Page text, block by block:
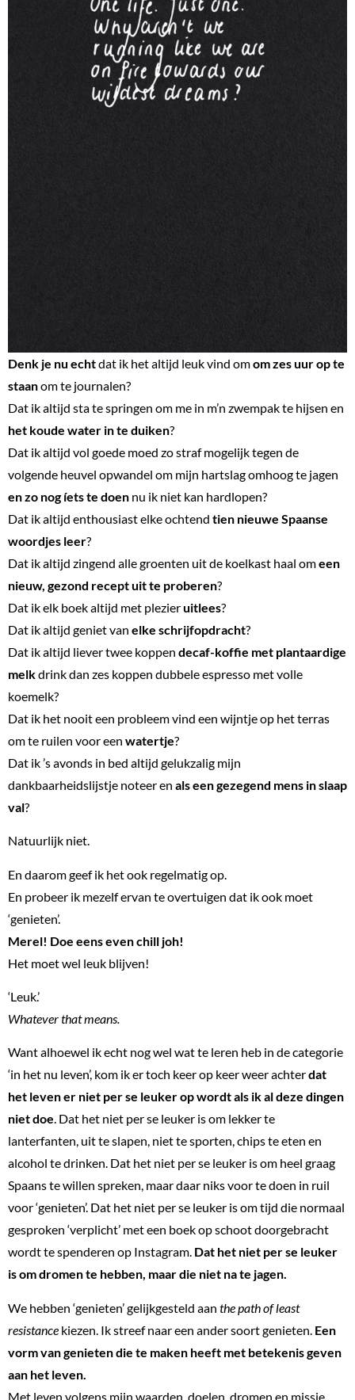
Denk je nu echtdat ik het altijd leuk vind omom zes uur op te
staanom te journalen?
Dat ik altijd sta te springen om me in m’n zwempak te hijsen en
het koude water in te duiken?
Dat ik altijd vol goede moed zo straf mogelijk tegen de
volgende heuvel opwandel om mijn hartslag omhoog te jagen
en zo nog íets te doen nu ik niet kan hardlopen?
Dat ik altijd enthousiast elke ochtend tien nieuwe Spaanse
woordjes leer?
Dat ik altijd zingend alle groenten uit de koelkast haal omeen
nieuw, gezond recept uit te proberen?
Dat ik elk boek altijd met plezieruitlees?
Dat ik altijd geniet van elke schrijfopdracht?
Dat ik altijd liever twee koppen decaf-koffie met plantaardige
melkdrink dan zes koppen dubbele espresso met volle
koemelk?
Dat ik het nooit een probleem vind een wijntje op het terras
om te ruilen voor een watertje?
Dat ik ’s avonds in bed altijd gelukzalig mijn
dankbaarheidslijstje noteer en als een gezegend mens in slaap
val?
Natuurlijk niet.
En daarom geef ik het ook regelmatig op.
En probeer ik mezelf ervan te overtuigen dat ik ook moet
‘genieten’.
Merel! Doe eens even chill joh!
Het moet wel leuk blijven!
‘Leuk.’
Whatever that means.
Want alhoewel ik echt nog wel wat te leren heb in de categorie
‘in het nu leven’, kom ik er toch keer op keer weer achterdat
het leven er niet per se leuker op wordt als ik al deze dingen
niet doe. Dat het niet per se leuker is om lekker te
lanterfanten, uit te slapen, niet te sporten, chips te eten en
alcohol te drinken. Dat het niet per se leuker is om heel graag
Spaans te willen spreken, maar daar niks voor te doen in ruil
voor ‘genieten’. Dat het niet per se leuker is om tijd die normaal
gesproken ‘verplicht’ met een boek op schoot doorgebracht
wordt te spenderen op Instagram. Dat het niet per se leuker
is om dromen te hebben, maar die niet na te jagen.
We hebben ‘genieten’ gelijkgesteld aan the path of least
resistance kiezen. Ik streef naar een ander soort genieten. Een
vorm van genieten die te maken heeft met betekenis geven
aan het leven.
Met leven volgens mijn waarden, doelen, dromen en missie